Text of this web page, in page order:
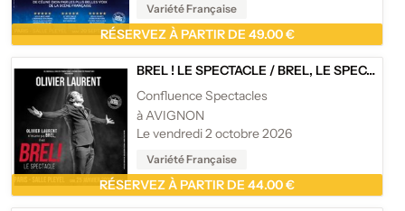
Variété Française
RÉSERVEZ À PARTIR DE 49.00 €
BREL ! LE SPECTACLE /BREL, LE SPECTACLE
Confluence Spectacles
à AVIGNON
Le vendredi 2 octobre 2026
Variété Française
RÉSERVEZ À PARTIR DE 44.00 €